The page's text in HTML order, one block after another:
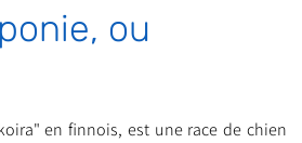
ou
en finnois, est une race de chien